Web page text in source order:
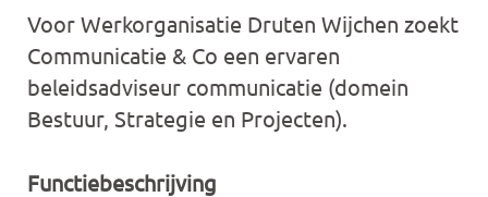
Voor Werkorganisatie Druten Wijchen zoekt
Communicatie & Co een ervaren
beleidsadviseur communicatie (domein
Bestuur, Strategie en Projecten).
Functiebeschrijving